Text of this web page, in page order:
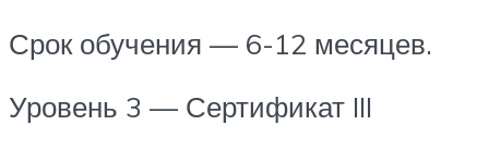
Срок обучения — 6-12 месяцев.
Уровень 3 — Сертификат III